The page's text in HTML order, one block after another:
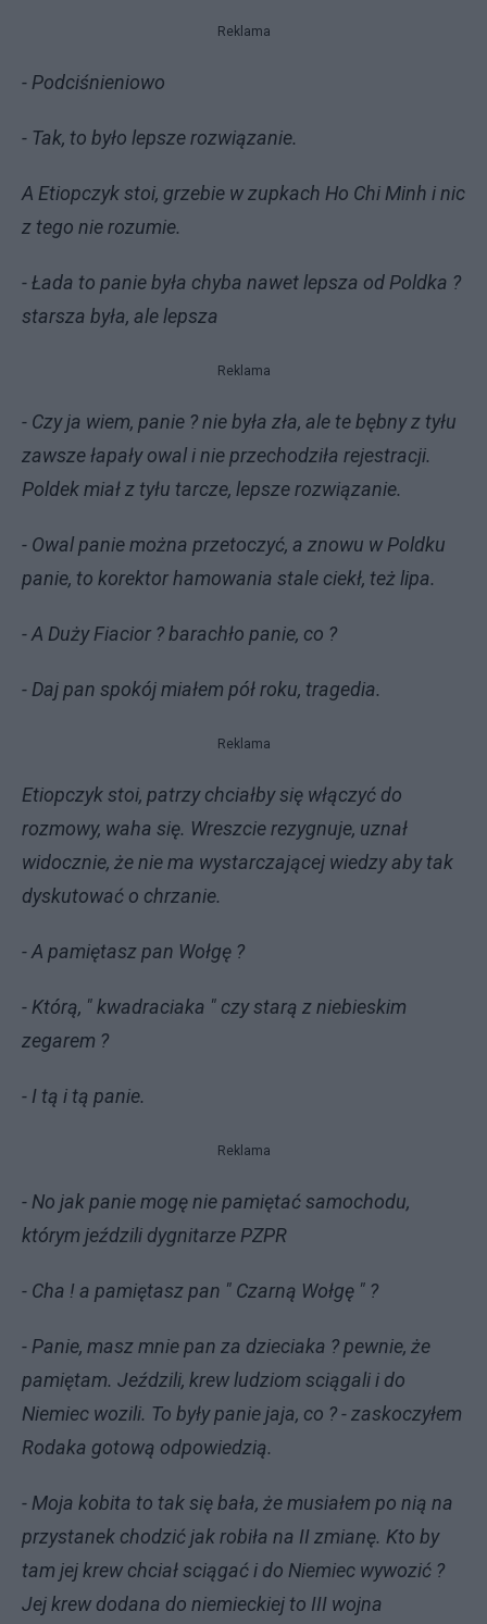
Reklama
- Podciśnieniowo
- Tak, to było lepsze rozwiązanie.
A Etiopczyk stoi, grzebie w zupkach Ho Chi Minh i nic
z tego nie rozumie.
- Łada to panie była chyba nawet lepsza od Poldka ?
starsza była, ale lepsza
Reklama
- Czy ja wiem, panie ? nie była zła, ale te bębny z tyłu
zawsze łapały owal i nie przechodziła rejestracji.
Poldek miał z tyłu tarcze, lepsze rozwiązanie.
- Owal panie można przetoczyć, a znowu w Poldku
panie, to korektor hamowania stale ciekł, też lipa.
- A Duży Fiacior ? barachło panie, co ?
- Daj pan spokój miałem pół roku, tragedia.
Reklama
Etiopczyk stoi, patrzy chciałby się włączyć do
rozmowy, waha się. Wreszcie rezygnuje, uznał
widocznie, że nie ma wystarczającej wiedzy aby tak
dyskutować o chrzanie.
- A pamiętasz pan Wołgę ?
- Którą, " kwadraciaka " czy starą z niebieskim
zegarem ?
- I tą i tą panie.
Reklama
- No jak panie mogę nie pamiętać samochodu,
którym jeździli dygnitarze PZPR
- Cha ! a pamiętasz pan " Czarną Wołgę " ?
- Panie, masz mnie pan za dzieciaka ? pewnie, że
pamiętam. Jeździli, krew ludziom sciągali i do
Niemiec wozili. To były panie jaja, co ? - zaskoczyłem
Rodaka gotową odpowiedzią.
- Moja kobita to tak się bała, że musiałem po nią na
przystanek chodzić jak robiła na II zmianę. Kto by
tam jej krew chciał sciągać i do Niemiec wywozić ?
Jej krew dodana do niemieckiej to III wojna